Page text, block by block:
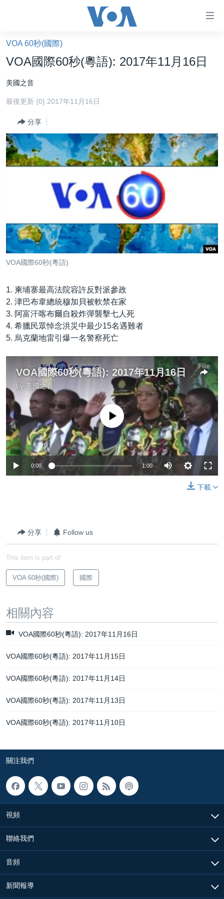
礙
鏈
跳
轉
容
跳
轉
到
檢
索
美國大選2024
港澳
台灣
美中關係
海外港人
新聞自由
國際
經貿
每日視頻新聞
VOA 60秒 (國際)
美國專訊
視頻存檔
YOUTUBE頻道
音頻
時事經緯
新聞音頻
海外港人
美國透視
建國史話
廣播節目表
國語
關注我們
其他語言網站
VOA 60秒(國際)
VOA國際60秒(粵語): 2017年11月16日
美國之音
最後更新 {0} 2017年11月16日
分享
VOA國際60秒(粵語)
1. 柬埔寨最高法院容許反對派參政
2. 津巴布韋總統穆加貝被軟禁在家
3. 阿富汗喀布爾自殺炸彈襲擊七人死
4. 希臘民眾悼念洪災中最少15名遇難者
5. 烏克蘭地雷引爆一名警察死亡
VOA國際60秒(粵語): 2017年11月16日
by 美國之音
No media source currently available
0:00 1:00
下載
分享 Follow us
This item is part of
VOA 60秒(國際) 國際
相關內容
VOA國際60秒(粵語): 2017年11月16日
VOA國際60秒(粵語): 2017年11月15日
VOA國際60秒(粵語): 2017年11月14日
VOA國際60秒(粵語): 2017年11月13日
VOA國際60秒(粵語): 2017年11月10日
關注我們
視頻
聯絡我們
音頻
新聞報導